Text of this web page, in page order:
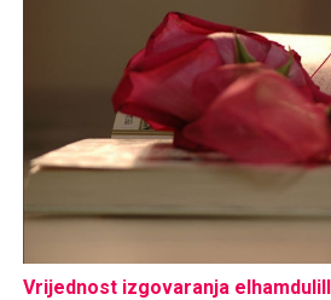
Vrijednost izgovaranja